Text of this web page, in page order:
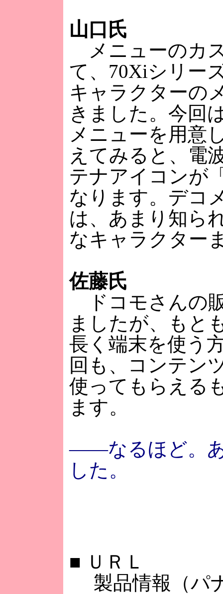
山口氏
メニューのカ
て、70Xiシリー
キャラクターの
きました。今回
メニューを用意
えてみると、電
テナアイコンが
なります。デコ
は、あまり知ら
なキャラクター
佐藤氏
ドコモさんの
ましたが、もと
長く端末を使う
回も、コンテン
使ってもらえる
ます。
――なるほど。
した。
■ ＵＲＬ
製品情報（パ